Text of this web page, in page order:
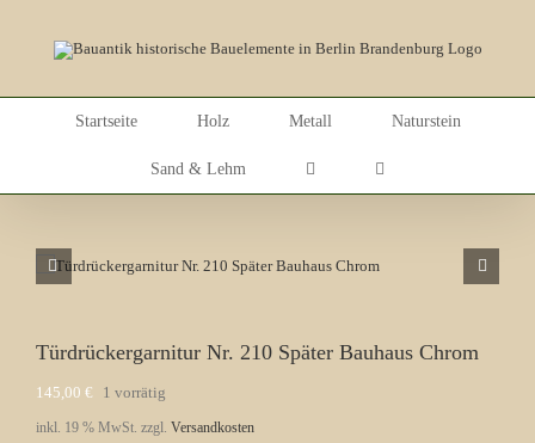
Startseite Holz Metall Naturstein
Sand & Lehm
Türdrückergarnitur Nr. 210 Später Bauhaus Chrom
145,00 € 1 vorrätig
inkl. 19 % MwSt. zzgl. Versandkosten